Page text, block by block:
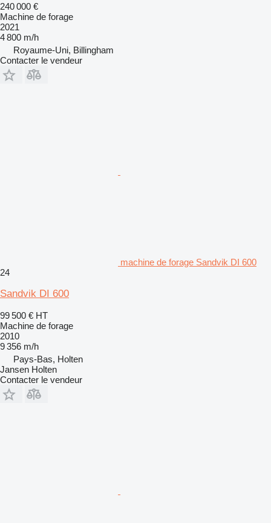
240 000 €
Machine de forage
2021
4 800 m/h
Royaume-Uni, Billingham
Contacter le vendeur
machine de forage Sandvik DI 600
24
Sandvik DI 600
99 500 € HT
Machine de forage
2010
9 356 m/h
Pays-Bas, Holten
Jansen Holten
Contacter le vendeur